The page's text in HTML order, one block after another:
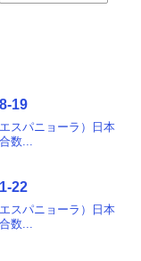
19
スパニョーラ）日本
数...
22
スパニョーラ）日本
数...